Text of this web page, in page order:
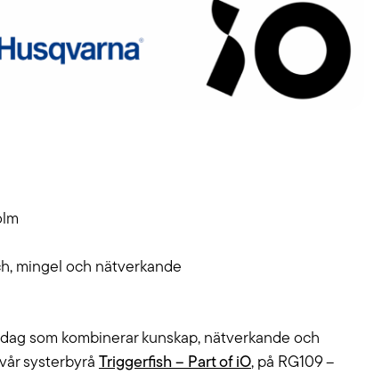
mingel och nätverkande
som kombinerar kunskap, nätverkande och
systerbyrå Triggerfish – Part of iO, på RG109 –